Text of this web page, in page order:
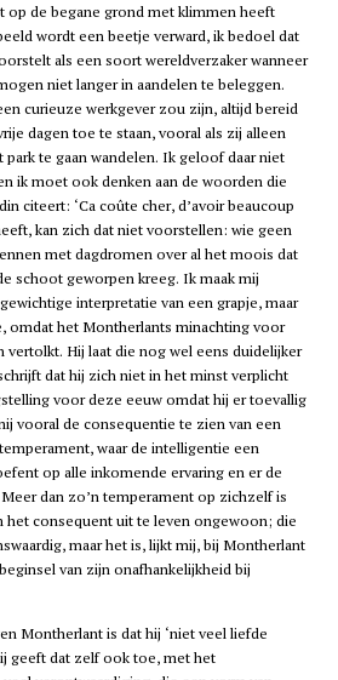
op de begane grond met klimmen heeft
wordt een beetje verward, ik bedoel dat
als een soort wereldverzaker wanneer
niet langer in aandelen te beleggen.
curieuze werkgever zou zijn, altijd bereid
dagen toe te staan, vooral als zij alleen
te gaan wandelen. Ik geloof daar niet
ik moet ook denken aan de woorden die
citeert: ‘Ca coûte cher, d’avoir beaucoup
kan zich dat niet voorstellen: wie geen
met dagdromen over al het moois dat
schoot geworpen kreeg. Ik maak mij
interpretatie van een grapje, maar
omdat het Montherlants minachting voor
Hij laat die nog wel eens duidelijker
dat hij zich niet in het minst verplicht
voor deze eeuw omdat hij er toevallig
vooral de consequentie te zien van een
waar de intelligentie een
op alle inkomende ervaring en er de
dan zo’n temperament op zichzelf is
het consequent uit te leven ongewoon; die
maar het is, lijkt mij, bij Montherlant
van zijn onafhankelijkheid bij
Montherlant is dat hij ‘niet veel liefde
geeft dat zelf ook toe, met het